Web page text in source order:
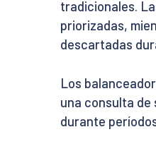
tradicionales.
priorizadas,
descartadas
Los
una consulta de
durante